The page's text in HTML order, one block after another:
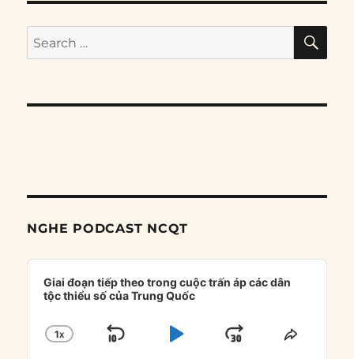
Search
for:
NGHE PODCAST NCQT
Audio
Player
Giai đoạn tiếp theo trong cuộc trấn áp các dân
tộc thiểu số của Trung Quốc
CHANGE
1X
SKIP
PLAYJUMPSHARE